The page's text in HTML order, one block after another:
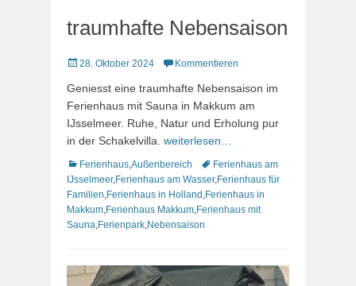
traumhafte Nebensaison
Veröffentlicht
28. Oktober 2024 Kommentieren
Geniesst eine traumhafte Nebensaison im
Ferienhaus mit Sauna in Makkum am
IJsselmeer. Ruhe, Natur und Erholung pur
in der Schakelvilla. weiterlesen…
Kategorien
Ferienhaus Außenbereich Schlagworte
Ferienhaus am
IJsselmeer, Ferienhaus am Wasser, Ferienhaus für
Familien Ferienhaus in Holland Ferienhaus in
Makkum Ferienhaus Makkum Ferienhaus mit
Sauna Ferienpark Nebensaison